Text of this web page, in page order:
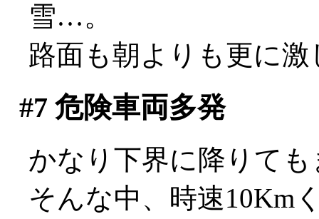
雪…。
路面も朝よりも更に
#7 危険車両多発
かなり下界に降りて
そんな中、時速10Km